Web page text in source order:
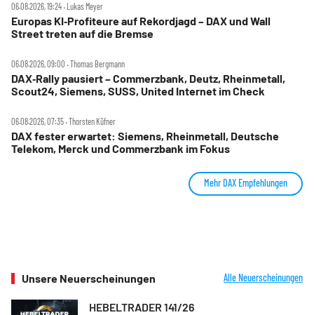
06.08.2026, 19:24 ‧ Lukas Meyer
Europas KI‑Profiteure auf Rekordjagd – DAX und Wall
Street treten auf die Bremse
06.08.2026, 09:00 ‧ Thomas Bergmann
DAX‑Rally pausiert – Commerzbank, Deutz, Rheinmetall,
Scout24, Siemens, SUSS, United Internet im Check
06.08.2026, 07:35 ‧ Thorsten Küfner
DAX fester erwartet: Siemens, Rheinmetall, Deutsche
Telekom, Merck und Commerzbank im Fokus
Mehr DAX Empfehlungen
Unsere Neuerscheinungen Alle Neuerscheinungen
HEBELTRADER 141/26